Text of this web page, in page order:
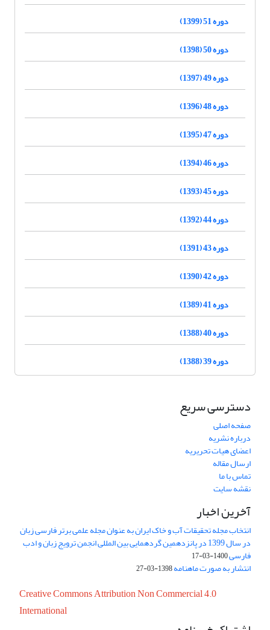
دوره 51 (1399)
دوره 50 (1398)
دوره 49 (1397)
دوره 48 (1396)
دوره 47 (1395)
دوره 46 (1394)
دوره 45 (1393)
دوره 44 (1392)
دوره 43 (1391)
دوره 42 (1390)
دوره 41 (1389)
دوره 40 (1388)
دوره 39 (1388)
دسترسی سریع
صفحه اصلی
درباره نشریه
اعضای هیات تحریریه
ارسال مقاله
تماس با ما
نقشه سایت
آخرین اخبار
انتخاب مجله تحقیقات آب و خاک ایران به عنوان مجله علمی برتر فارسی زبان
در سال 1399 در پانزدهمین گردهمایی بین المللی انجمن ترویج زبان و ادب
فارسی1400-03-17
انتشار به صورت ماهنامه1398-03-27
Creative Commons Attribution Non Commercial 4.0
International